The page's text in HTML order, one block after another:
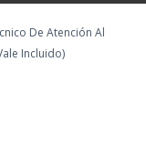
De Atención Al
Incluido)